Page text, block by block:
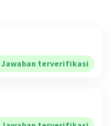
Jawaban terverifikasi